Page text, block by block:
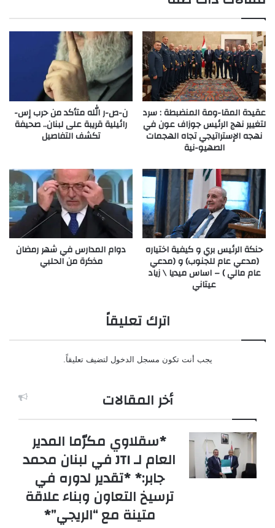
عقيدة المقا-ومة المنضبطة : سرد
لتغيير نهج الرئيس جوزاف عون في
نهجه الإستراتيجي تجاه الهجمات
الصهيو-نية
ن-ص-ر الله متأكد من حرب إس-
رائيلية قريبة على لبنان.. صحيفة
تكشف التفاصيل
حنكة الرئيس بري و كيفية اختياره
(مدعي عام للجنوب) و (مدعي
عام مالي ) – اساس ميديا \ زياد
عيتاني
دوام المدارس في شهر رمضان
مذكرة من الحلبي
اترك تعليقاً
يجب أنت تكون مسجل الدخول لتضيف تعليقاً.
أخر المقالات
*سقلاوي مكرّما المدير
العام لـ JTI في لبنان محمد
جابر:* *تقدير لدوره في
ترسيخ التعاون وبناء علاقة
متينة مع “الريجي”*